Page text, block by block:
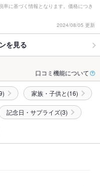
に基づく情報となります。価格につき
2024/08/05 更新
を見る
口コミ機能について
家族・子供と(16)
記念日・サプライズ(3)